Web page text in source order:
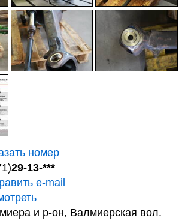
номер
29-13-***
e-mail
и р-он, Валмиерская вол.